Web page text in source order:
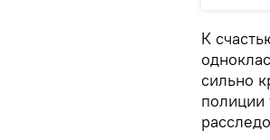
К
сильно
полиции